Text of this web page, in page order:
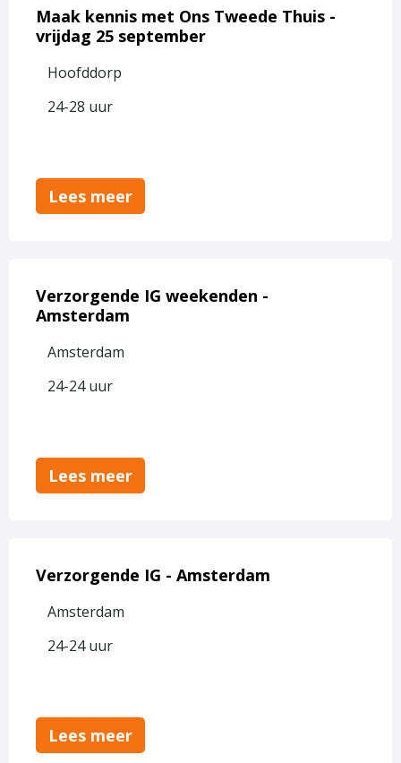
Maak kennis met Ons Tweede Thuis -
vrijdag 25 september
Hoofddorp
24-28 uur
Lees meer
meer
over
kennis
vrijdag
Verzorgende IG weekenden -
Amsterdam
Amsterdam
24-24 uur
Lees meer
meer
over
weekenden
Verzorgende IG - Amsterdam
Amsterdam
24-24 uur
Lees meer
meer
Verzorgende